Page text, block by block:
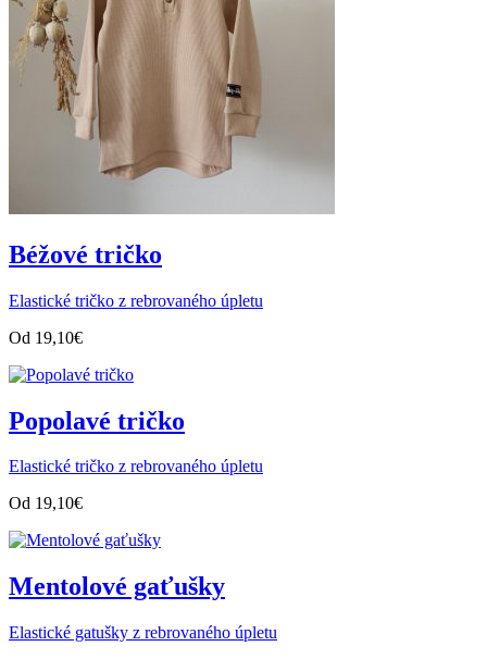
Béžové tričko
Elastické tričko z rebrovaného úpletu
Od 19,10€
Popolavé tričko
Elastické tričko z rebrovaného úpletu
Od 19,10€
Mentolové gaťušky
Elastické gatušky z rebrovaného úpletu